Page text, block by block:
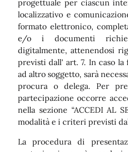
progettuale per ciascun
localizzativo e
formato elettronico,
e/o i documenti
digitalmente, attenendosi
previsti dall' art. 7. In caso la
ad altro soggetto, sarà
procura o delega. Per
partecipazione occorre
nella sezione “ACCEDI AL
modalità e i criteri previsti
La procedura di